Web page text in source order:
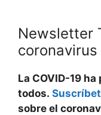
Newsletter
coronavirus
La COVID-19
todos.
sobre el